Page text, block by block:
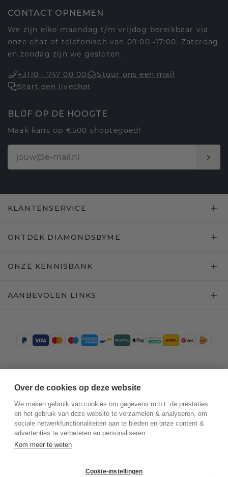
CONTACT OPNEMEN
We zijn elke maandag t/m vrijdag bereikbaar via
onze chat of telefonisch van 09:00 -17:00. Zaterdag
en zondag zijn we gesloten.
+3110 - 747 00 00
Stuur ons een mail
Start een livechat
BLIJF OP DE HOOGTE
Maak kans op €500 shoptegoed!
KLANTENSERVICE
ONTDEK DIAMONDSBYME
ONZE KENNISBANK
AANBEVOLEN LINKS
Over de cookies op deze website
We maken gebruik van cookies om gegevens m.b.t. de prestaties
en het gebruik van deze website te verzamelen & analyseren, om
sociale netwerkfunctionaliteiten aan te bieden en onze content &
advertenties te verbeteren en personaliseren.
Kom meer te weten
Cookie-instellingen